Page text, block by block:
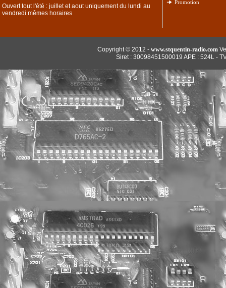
Ouvert tout l'été : juillet et aout uniquement du lundi au
vendredi mêmes horaires
Promotion
Copyright © 2012 - www.stquentin-radio.com
Siret : 30098451500019 APE : 524L -